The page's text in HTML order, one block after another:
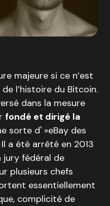
majeure si ce n’est
l’histoire du Bitcoin.
dans la mesure
fondé et dirigé la
sorte d' »eBay des
a été arrêté en 2013
jury fédéral de
plusieurs chefs
essentiellement
complicité de